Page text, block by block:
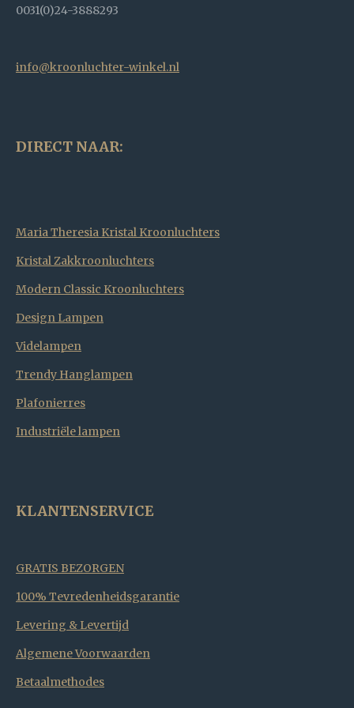
0031(0)24-3888293
info@kroonluchter-winkel.nl
DIRECT NAAR:
Maria Theresia Kristal Kroonluchters
Kristal Zakkroonluchters
Modern Classic Kroonluchters
Design Lampen
Videlampen
Trendy Hanglampen
Plafonierres
Industriële lampen
KLANTENSERVICE
GRATIS BEZORGEN
100% Tevredenheidsgarantie
Levering & Levertijd
Algemene Voorwaarden
Betaalmethodes